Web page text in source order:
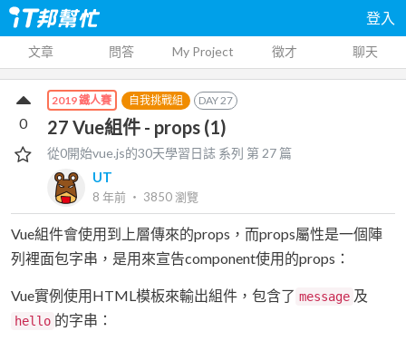
登入
文章 問答 My Project 徵才 聊天
2019 鐵人賽 自我挑戰組 DAY27
27 Vue組件 - props (1)
從0開始vue.js的30天學習日誌 系列 第27 篇
UT
8 年前 ‧ 3850瀏覽
0
Vue組件會使用到上層傳來的props，而props屬性是一個陣
列裡面包字串，是用來宣告component使用的props：
Vue實例使用HTML模板來輸出組件，包含了 message 及
hello 的字串：